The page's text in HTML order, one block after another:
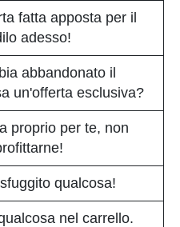
fatta apposta per il
adesso!
abbandonato il
un'offerta esclusiva?
proprio per te, non
qualcosa!
nel carrello.